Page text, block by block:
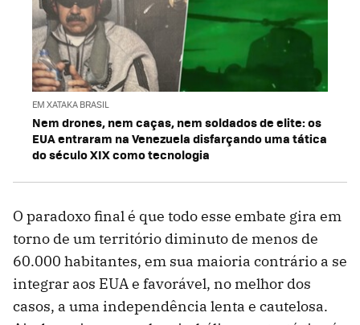
EM XATAKA BRASIL
Nem drones, nem caças, nem soldados de elite: os
EUA entraram na Venezuela disfarçando uma tática
do século XIX como tecnologia
O paradoxo final é que todo esse embate gira em
torno de um território diminuto de menos de
60.000 habitantes, em sua maioria contrário a se
integrar aos EUA e favorável, no melhor dos
casos, a uma independência lenta e cautelosa.